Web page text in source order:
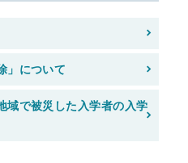
」について
域で被災した入学者の入学